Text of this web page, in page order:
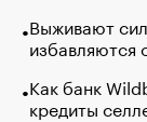
Выживают
избавляются
Как банк
кредиты